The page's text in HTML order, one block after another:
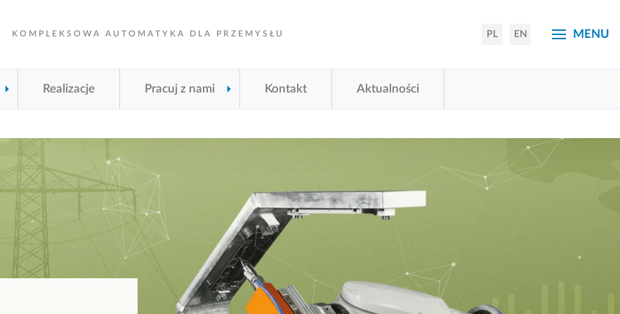
KOMPLEKSOWA AUTOMATYKA DLA PRZEMYSŁU PL EN MENU
Realizacje Pracuj z nami Kontakt Aktualności